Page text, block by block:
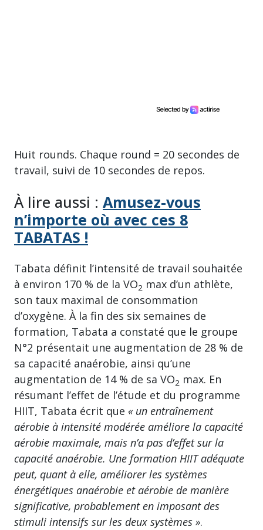
Huit rounds. Chaque round = 20 secondes de
travail, suivi de 10 secondes de repos.
À lire aussi : Amusez-vous
n’importe où avec ces 8
TABATAS !
Tabata définit l’intensité de travail souhaitée
à environ 170 % de la VO2 max d’un athlète,
son taux maximal de consommation
d’oxygène. À la fin des six semaines de
formation, Tabata a constaté que le groupe
N°2 présentait une augmentation de 28 % de
sa capacité anaérobie, ainsi qu’une
augmentation de 14 % de sa VO2 max. En
résumant l’effet de l’étude et du programme
HIIT, Tabata écrit que « un entraînement
aérobie à intensité modérée améliore la capacité
aérobie maximale, mais n’a pas d’effet sur la
capacité anaérobie. Une formation HIIT adéquate
peut, quant à elle, améliorer les systèmes
énergétiques anaérobie et aérobie de manière
significative, probablement en imposant des
stimuli intensifs sur les deux systèmes ».